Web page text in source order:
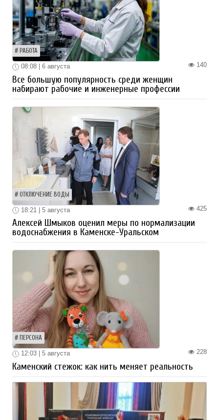
РАБОТА
140
08:08 | 6 августа
Все большую популярность среди женщин
набирают рабочие и инженерные профессии
ОТКЛЮЧЕНИЕ ВОДЫ
425
18:21 | 5 августа
Алексей Шмыков оценил меры по нормализации
водоснабжения в Каменске-Уральском
ПЕРСОНА
228
12:03 | 5 августа
Каменский стежок: как нить меняет реальность